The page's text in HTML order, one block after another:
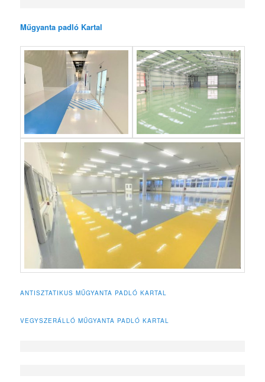
Műgyanta padló Kartal
ANTISZTATIKUS MŰGYANTA PADLÓ KARTAL
VEGYSZERÁLLÓ MŰGYANTA PADLÓ KARTAL